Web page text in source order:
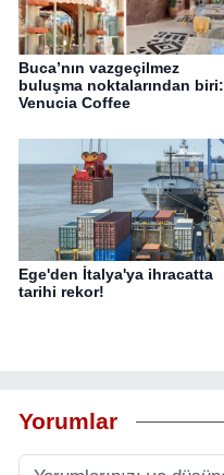
Buca’nın vazgeçilmez
buluşma noktalarından biri:
Venucia Coffee
Ege'den İtalya'ya ihracatta
tarihi rekor!
Yorumlar